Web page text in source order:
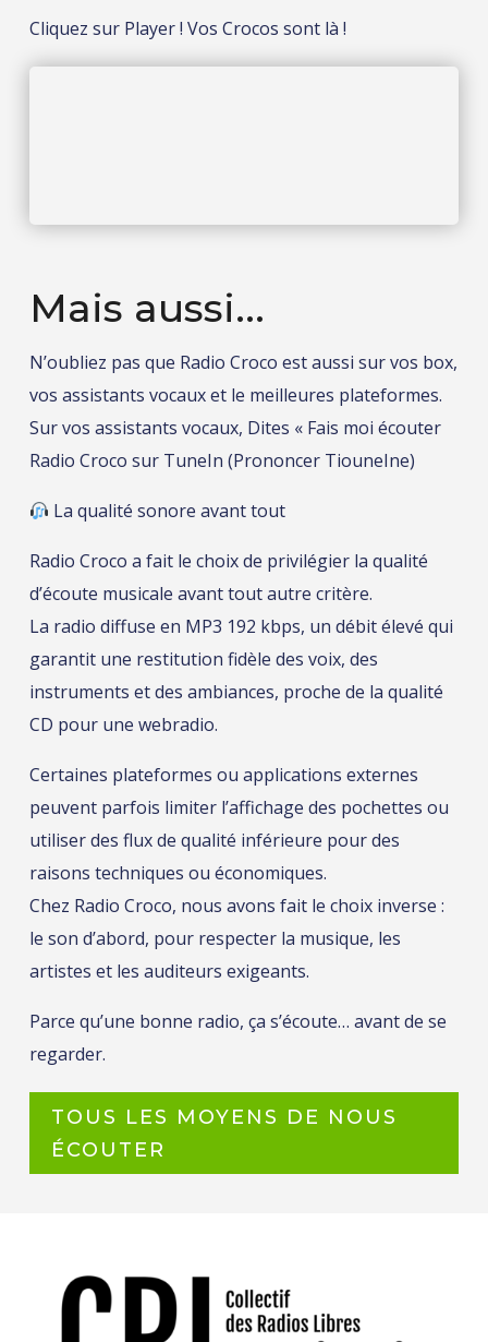
Cliquez sur Player ! Vos Crocos sont là !
Mais aussi...
N’oubliez pas que Radio Croco est aussi sur vos box,
vos assistants vocaux et le meilleures plateformes.
Sur vos assistants vocaux, Dites « Fais moi écouter
Radio Croco sur TuneIn (Prononcer TiouneIne)
La qualité sonore avant tout
Radio Croco a fait le choix de privilégier la qualité
d’écoute musicale avant tout autre critère.
La radio diffuse en MP3 192 kbps, un débit élevé qui
garantit une restitution fidèle des voix, des
instruments et des ambiances, proche de la qualité
CD pour une webradio.
Certaines plateformes ou applications externes
peuvent parfois limiter l’affichage des pochettes ou
utiliser des flux de qualité inférieure pour des
raisons techniques ou économiques.
Chez Radio Croco, nous avons fait le choix inverse :
le son d’abord, pour respecter la musique, les
artistes et les auditeurs exigeants.
Parce qu’une bonne radio, ça s’écoute… avant de se
regarder.
TOUS LES MOYENS DE NOUS
ÉCOUTER